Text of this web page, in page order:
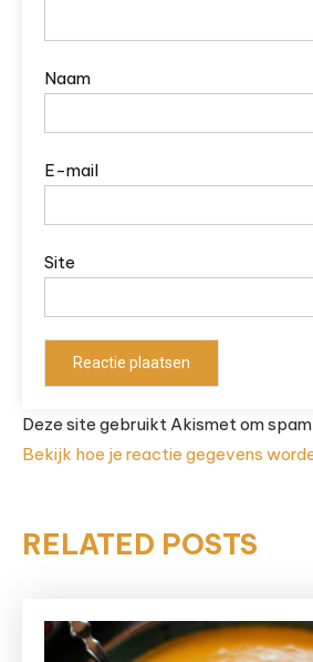
Naam
E-mail
Site
Deze site gebruikt Akismet om
Bekijk hoe je reactie gegevens
RELATED POSTS